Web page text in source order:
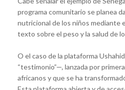
programa comunitario se planea
nutricional de los niños mediante
texto sobre el peso y la salud de
O el caso de la plataforma
“testimonio”—, lanzada por
africanos y que se ha